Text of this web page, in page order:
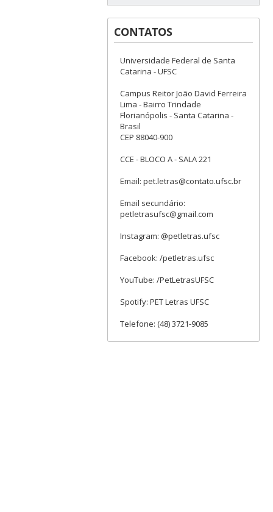
CONTATOS
Universidade Federal de Santa
Catarina - UFSC
Campus Reitor João David Ferreira
Lima - Bairro Trindade
Florianópolis - Santa Catarina -
Brasil
CEP 88040-900
CCE - BLOCO A - SALA 221
Email: pet.letras@contato.ufsc.br
Email secundário:
petletrasufsc@gmail.com
Instagram: @petletras.ufsc
Facebook: /petletras.ufsc
YouTube: /PetLetrasUFSC
Spotify: PET Letras UFSC
Telefone: (48) 3721-9085